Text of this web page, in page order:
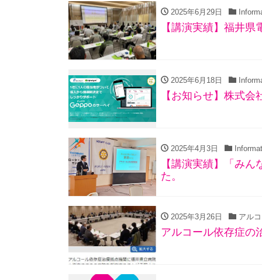
2025年6月29日
【講演実績】福井
2025年6月18日
【お知らせ】株式
2025年4月3日
【講演実績】「み
た。
2025年3月26日 アルコ
アルコール依存症